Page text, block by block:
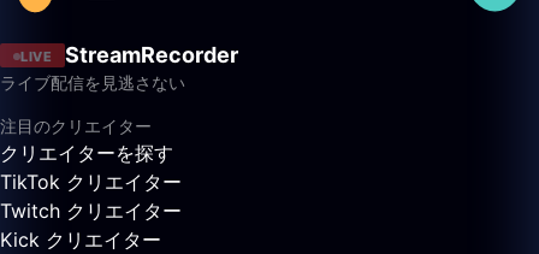
LIVE StreamRecorder
ライブ配信を見逃さない
注目のクリエイター
クリエイターを探す
TikTok クリエイター
Twitch クリエイター
Kick クリエイター